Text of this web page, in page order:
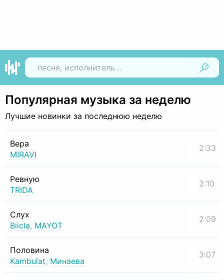
Популярная музыка за неделю
Лучшие новинки за последнюю неделю
Вера
MIRAVI
2:33
Ревную
TRIDA
2:10
Слух
Biicla, MAYOT
2:09
Половина
Kambulat, Минаева
3:07